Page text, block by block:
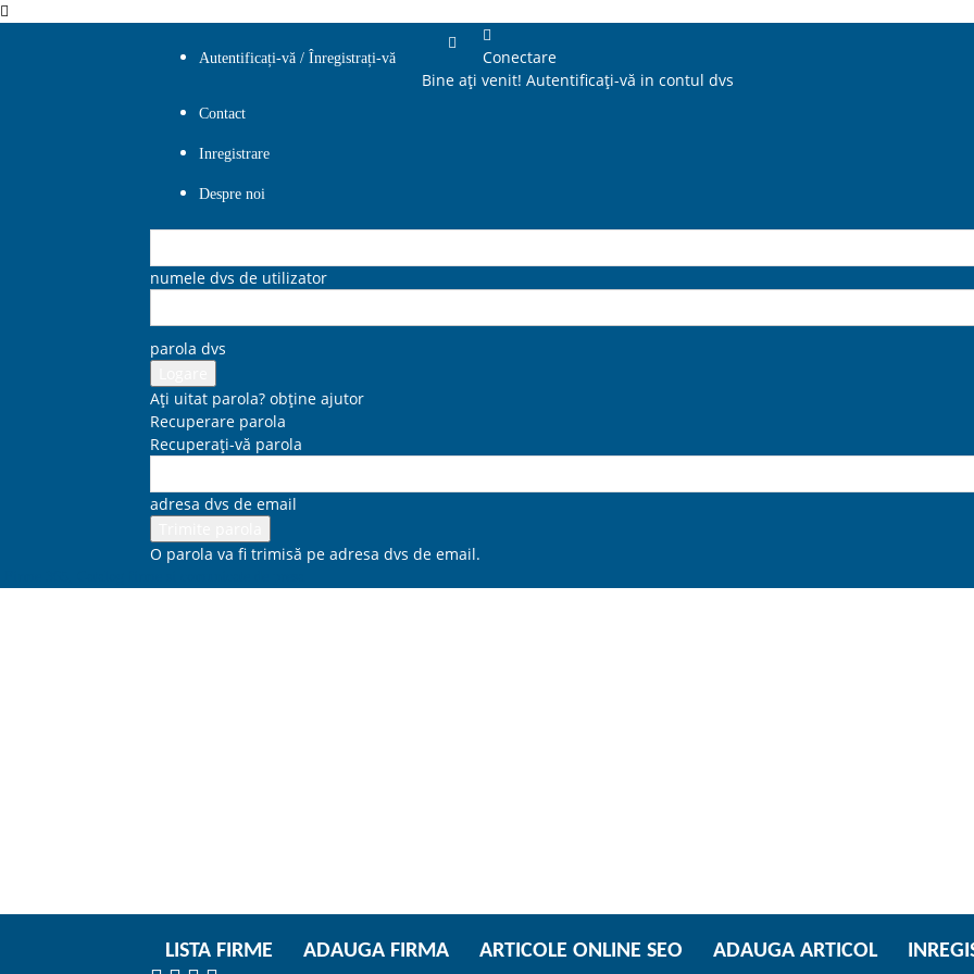
Autentificați-vă / Înregistrați-vă
Contact
Inregistrare
Despre noi
Conectare
Bine ați venit! Autentificați-vă in contul dvs
numele dvs de utilizator
parola dvs
Ați uitat parola? obține ajutor
Recuperare parola
Recuperați-vă parola
adresa dvs de email
O parola va fi trimisă pe adresa dvs de email.
LISTA FIRME ADAUGA FIRMA ARTICOLE ONLINE SEO ADAUGA ARTICOL